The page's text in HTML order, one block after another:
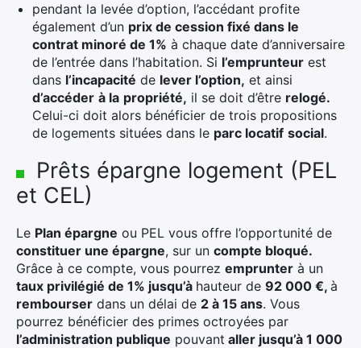
pendant la levée d’option, l’accédant profite
également d’un prix de cession fixé dans le
contrat minoré de 1% à chaque date d’anniversaire
de l’entrée dans l’habitation. Si l’emprunteur est
dans l’incapacité de lever l’option, et ainsi
d’accéder à la propriété, il se doit d’être relogé.
Celui-ci doit alors bénéficier de trois propositions
de logements situées dans le parc locatif social.
Prêts épargne logement (PEL
et CEL)
Le Plan épargne ou PEL vous offre l’opportunité de
constituer une épargne, sur un compte bloqué.
Grâce à ce compte, vous pourrez emprunter à un
taux privilégié de 1% jusqu’à hauteur de 92 000 €, à
rembourser dans un délai de 2 à 15 ans. Vous
pourrez bénéficier des primes octroyées par
l’administration publique pouvant aller jusqu’à 1 000